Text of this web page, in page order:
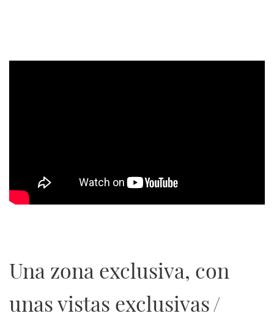
Una zona exclusiva, con
unas vistas exclusivas